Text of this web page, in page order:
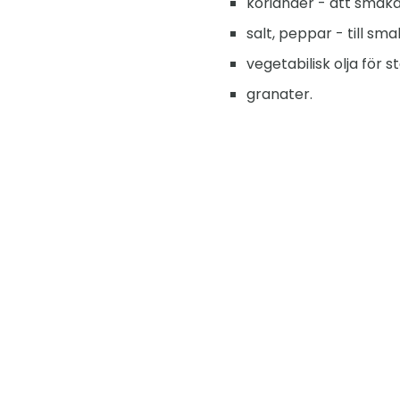
salt, peppar - till
vegetabilisk olja för
granater.